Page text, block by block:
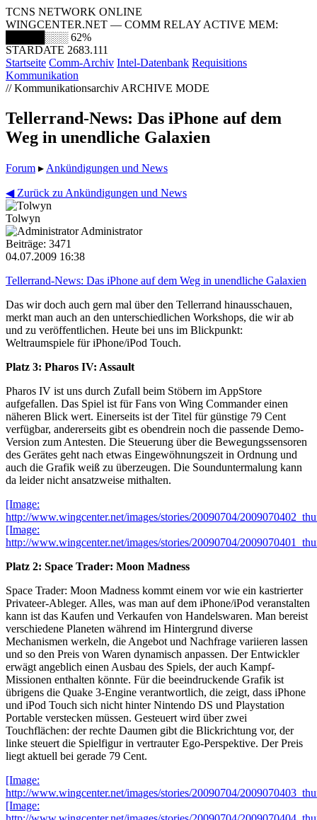
TCNS NETWORK ONLINE
WINGCENTER.NET — COMM RELAY ACTIVE MEM:
█████░░░ 62%
STARDATE 2683.111
Startseite Comm-Archiv Intel-Datenbank Requisitions
Kommunikation
// Kommunikationsarchiv ARCHIVE MODE
Tellerrand-News: Das iPhone auf dem
Weg in unendliche Galaxien
Forum ▸ Ankündigungen und News
◀ Zurück zu Ankündigungen und News
Tolwyn
Administrator
Beiträge: 3471
04.07.2009 16:38
Tellerrand-News: Das iPhone auf dem Weg in unendliche Galaxien
Das wir doch auch gern mal über den Tellerrand hinausschauen,
merkt man auch an den unterschiedlichen Workshops, die wir ab
und zu veröffentlichen. Heute bei uns im Blickpunkt:
Weltraumspiele für iPhone/iPod Touch.
Platz 3: Pharos IV: Assault
Pharos IV ist uns durch Zufall beim Stöbern im AppStore
aufgefallen. Das Spiel ist für Fans von Wing Commander einen
näheren Blick wert. Einerseits ist der Titel für günstige 79 Cent
verfügbar, andererseits gibt es obendrein noch die passende Demo-
Version zum Antesten. Die Steuerung über die Bewegungssensoren
des Gerätes geht nach etwas Eingewöhnungszeit in Ordnung und
auch die Grafik weiß zu überzeugen. Die Sounduntermalung kann
da leider nicht ansatzweise mithalten.
[Image:
http://www.wingcenter.net/images/stories/20090704/
[Image:
http://www.wingcenter.net/images/stories/20090704/
Platz 2: Space Trader: Moon Madness
Space Trader: Moon Madness kommt einem vor wie ein kastrierter
Privateer-Ableger. Alles, was man auf dem iPhone/iPod veranstalten
kann ist das Kaufen und Verkaufen von Handelswaren. Man bereist
verschiedene Planeten während im Hintergrund diverse
Mechanismen werkeln, die Angebot und Nachfrage variieren lassen
und so den Preis von Waren dynamisch anpassen. Der Entwickler
erwägt angeblich einen Ausbau des Spiels, der auch Kampf-
Missionen enthalten könnte. Für die beeindruckende Grafik ist
übrigens die Quake 3-Engine verantwortlich, die zeigt, dass iPhone
und iPod Touch sich nicht hinter Nintendo DS und Playstation
Portable verstecken müssen. Gesteuert wird über zwei
Touchflächen: der rechte Daumen gibt die Blickrichtung vor, der
linke steuert die Spielfigur in vertrauter Ego-Perspektive. Der Preis
liegt aktuell bei gerade 79 Cent.
[Image:
http://www.wingcenter.net/images/stories/20090704/
[Image: